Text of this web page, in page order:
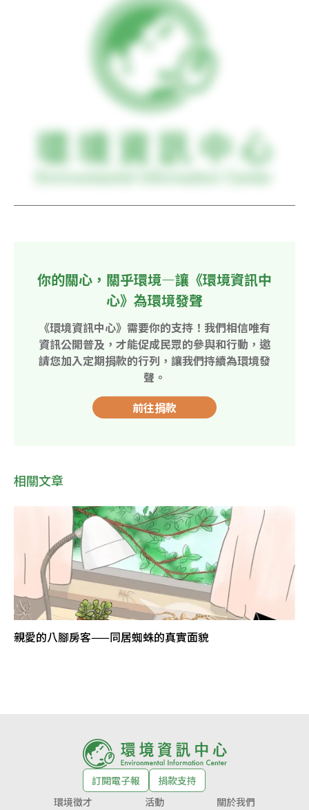
你的關心，關乎環境—讓《環境資訊中
心》為環境發聲
《環境資訊中心》需要你的支持！我們相信唯有
資訊公開普及，才能促成民眾的參與和行動，邀
請您加入定期捐款的行列，讓我們持續為環境發
聲。
前往捐款
相關文章
親愛的八腳房客——同居蜘蛛的真實面貌
訂閱電子報
捐款支持
環境徵才
活動 關於我們